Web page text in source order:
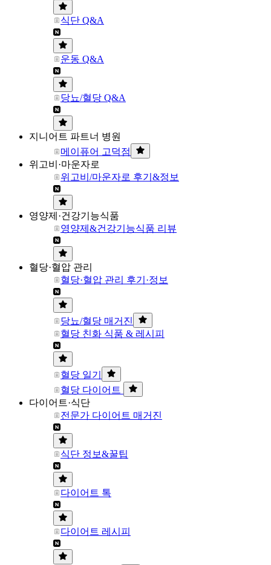
식단 Q&A
운동 Q&A
당뇨/혈당 Q&A
지니어트 파트너 병원
메이퓨어 고덕점
위고비·마운자로
위고비/마운자로 후기&정보
영양제·건강기능식품
영양제&건강기능식품 리뷰
혈당·혈압 관리
혈당·혈압 관리 후기·정보
당뇨/혈당 매거진
혈당 친화 식품 & 레시피
혈당 일기
혈당 다이어트
다이어트·식단
전문가 다이어트 매거진
식단 정보&꿀팁
다이어트 톡
다이어트 레시피